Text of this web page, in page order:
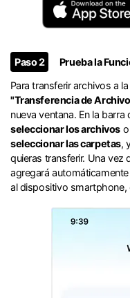
Paso 2
Prueba la
󠀰Para transferir archivos a
"Transferencia de
nueva ventana.󠀲󠀩󠀧󠀢󠀨󠀣󠀨󠀠󠀳󠀰 En la
seleccionar los archivoso
seleccionar las carpetas,
quieras transferir.󠀲󠀩󠀧󠀢󠀨󠀣󠀨󠀡󠀳󠀰 Una vez
agregará
al dispositivo smartphone,